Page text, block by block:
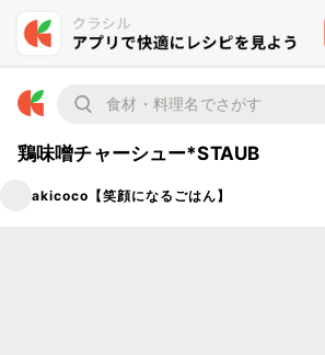
鶏味噌チャーシュー*STAUB
akicoco【笑顔になるごはん】